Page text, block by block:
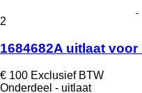
2
1684682A uitlaat
€ 100 Exclusief BTW
Onderdeel - uitlaat